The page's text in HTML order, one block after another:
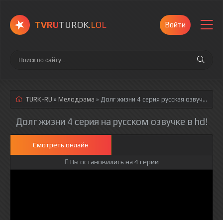
TVRUTUROK.LOL Войти
TURK-RU » Мелодрама » Долг жизни 4 серия русская озвучка полностью смотреть онлайн!
Долг жизни 4 серия на русском озвучке в hd!
Смотреть онлайн
Вы остановились на 4 серии